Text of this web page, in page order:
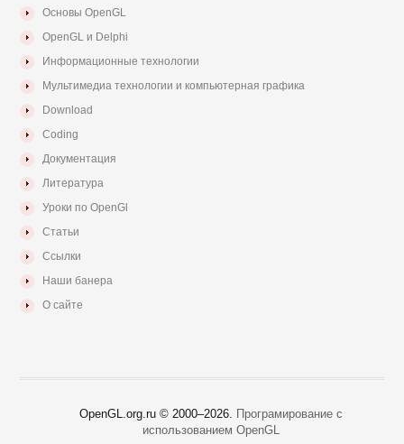
Основы OpenGL
OpenGL и Delphi
Информационные технологии
Мультимедиа технологии и компьютерная графика
Download
Coding
Документация
Литература
Уроки по OpenGl
Статьи
Ссылки
Наши банера
О сайте
OpenGL.org.ru © 2000–2026. Програмирование с
использованием OpenGL